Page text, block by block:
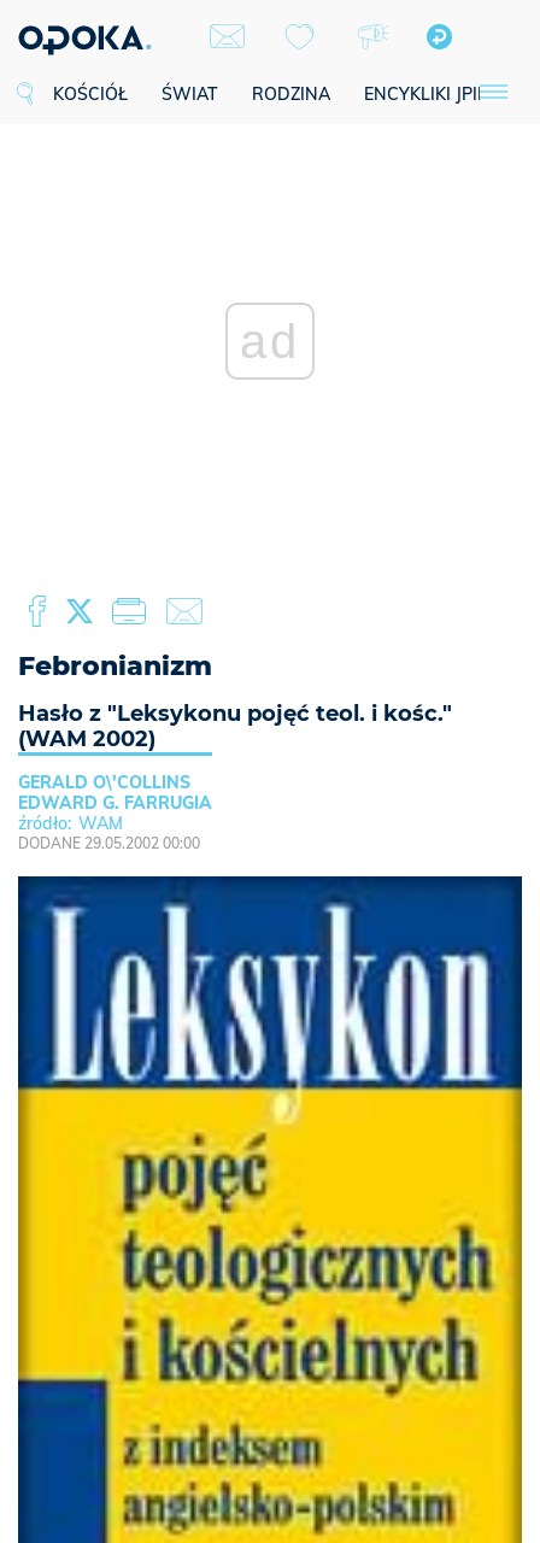
KOŚCIÓŁ ŚWIAT RODZINA ENCYKLIKI JPII
ad
Febronianizm
Hasło z "Leksykonu pojęć teol. i kośc."
(WAM 2002)
GERALD O\'COLLINS
EDWARD G. FARRUGIA
WAM
DODANE 29.05.2002 00:00